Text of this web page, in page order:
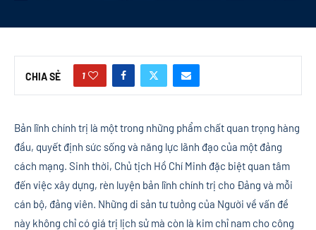
CHIA SẺ 1
Bản lĩnh chính trị là một trong những phẩm chất quan trọng hàng
đầu, quyết định sức sống và năng lực lãnh đạo của một đảng
cách mạng. Sinh thời, Chủ tịch Hồ Chí Minh đặc biệt quan tâm
đến việc xây dựng, rèn luyện bản lĩnh chính trị cho Đảng và mỗi
cán bộ, đảng viên. Những di sản tư tưởng của Người về vấn đề
này không chỉ có giá trị lịch sử mà còn là kim chỉ nam cho công